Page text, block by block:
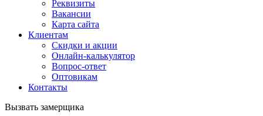
Реквизиты
Вакансии
Карта сайта
Клиентам
Скидки и акции
Онлайн-калькулятор
Вопрос-ответ
Оптовикам
Контакты
Вызвать замерщика